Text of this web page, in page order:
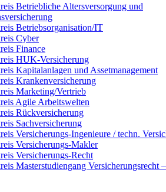
Betriebliche Altersversorgung und
Betriebsorganisation/IT
Cyber
Finance
HUK-Versicherung
Kapitalanlagen und Assetmanagement
Krankenversicherung
Marketing/Vertrieb
Agile Arbeitswelten
Rückversicherung
Sachversicherung
Versicherungs-Ingenieure / techn.
Versicherungs-Makler
Versicherungs-Recht
Masterstudiengang Versicherungsrecht